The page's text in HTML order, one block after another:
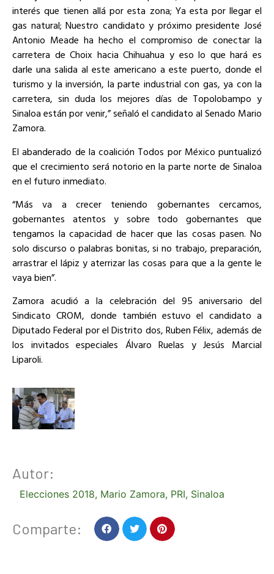
interés que tienen allá por esta zona; Ya esta por llegar el
gas natural; Nuestro candidato y próximo presidente José
Antonio Meade ha hecho el compromiso de conectar la
carretera de Choix hacia Chihuahua y eso lo que hará es
darle una salida al este americano a este puerto, donde el
turismo y la inversión, la parte industrial con gas, ya con la
carretera, sin duda los mejores días de Topolobampo y
Sinaloa están por venir,” señaló el candidato al Senado Mario
Zamora.
El abanderado de la coalición Todos por México puntualizó
que el crecimiento será notorio en la parte norte de Sinaloa
en el futuro inmediato.
“Más va a crecer teniendo gobernantes cercamos,
gobernantes atentos y sobre todo gobernantes que
tengamos la capacidad de hacer que las cosas pasen. No
solo discurso o palabras bonitas, si no trabajo, preparación,
arrastrar el lápiz y aterrizar las cosas para que a la gente le
vaya bien”.
Zamora acudió a la celebración del 95 aniversario del
Sindicato CROM, donde también estuvo el candidato a
Diputado Federal por el Distrito dos, Ruben Félix, además de
los invitados especiales Álvaro Ruelas y Jesús Marcial
Liparoli.
Autor:
Elecciones 2018, Mario Zamora, PRI, Sinaloa
Comparte: